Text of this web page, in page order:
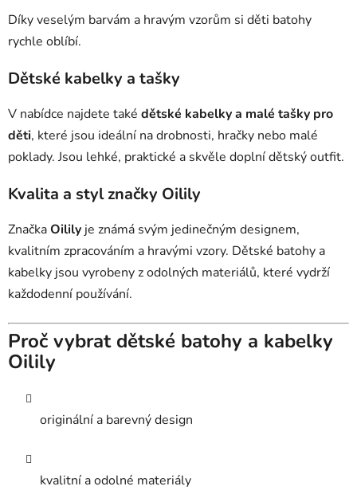
Díky veselým barvám a hravým vzorům si děti batohy
rychle oblíbí.
Dětské kabelky a tašky
V nabídce najdete také dětské kabelky a malé tašky pro
děti, které jsou ideální na drobnosti, hračky nebo malé
poklady. Jsou lehké, praktické a skvěle doplní dětský outfit.
Kvalita a styl značky Oilily
ZnačkaOilily je známá svým jedinečným designem,
kvalitním zpracováním a hravými vzory. Dětské batohy a
kabelky jsou vyrobeny z odolných materiálů, které vydrží
každodenní používání.
Proč vybrat dětské batohy a kabelky
Oilily
originální a barevný design
kvalitní a odolné materiály